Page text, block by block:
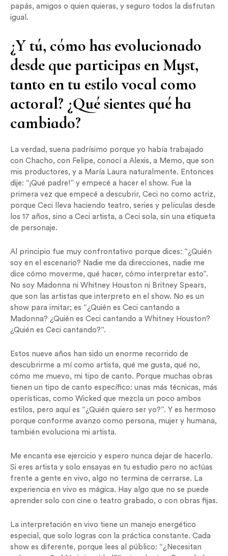
papás, amigos o quien quieras, y seguro todos la disfrutan
igual.
¿Y tú, cómo has evolucionado
desde que participas en Myst,
tanto en tu estilo vocal como
actoral? ¿Qué sientes qué ha
cambiado?
La verdad, suena padrísimo porque yo había trabajado
con Chacho, con Felipe, conocí a Alexis, a Memo, que son
mis productores, y a María Laura naturalmente. Entonces
dije: “¡Qué padre!” y empecé a hacer el show. Fue la
primera vez que empecé a descubrir, Ceci no como actriz,
porque Ceci lleva haciendo teatro, series y películas desde
los 17 años, sino a Ceci artista, a Ceci sola, sin una etiqueta
de personaje.
Al principio fue muy confrontativo porque dices: “¿Quién
soy en el escenario? Nadie me da direcciones, nadie me
dice cómo moverme, qué hacer, cómo interpretar esto”.
No soy Madonna ni Whitney Houston ni Britney Spears,
que son las artistas que interpreto en el show. No es un
show para imitar; es “¿Quién es Ceci cantando a
Madonna? ¿Quién es Ceci cantando a Whitney Houston?
¿Quién es Ceci cantando?”.
Estos nueve años han sido un enorme recorrido de
descubrirme a mí como artista, qué me gusta, qué no,
cómo me muevo, mi tipo de canto. Porque muchas obras
tienen un tipo de canto específico: unas más técnicas, más
operísticas, como Wicked que mezcla un poco ambos
estilos, pero aquí es “¿Quién quiero ser yo?”. Y es hermoso
porque conforme avanzo como persona, mujer y humana,
también evoluciona mi artista.
Me encanta ese ejercicio y espero nunca dejar de hacerlo.
Si eres artista y solo ensayas en tu estudio pero no actúas
frente a gente en vivo, algo no termina de cerrarse. La
experiencia en vivo es mágica. Hay algo que no se puede
aprender solo con cine o teatro grabado, o con obras fijas.
La interpretación en vivo tiene un manejo energético
especial, que solo logras con la práctica constante. Cada
show es diferente, porque lees al público: “¿Necesitan